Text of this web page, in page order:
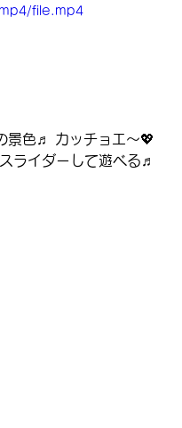
file.mp4
景色♬ カッチョエ～💖
ライダーして遊べる♬